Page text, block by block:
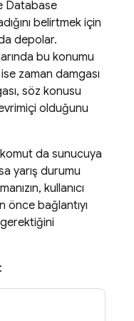
Database
belirtmek için
depolar.
bu konumu
zaman damgası
söz konusu
olduğunu
da sunucuya
yarış durumu
kullanıcı
önce bağlantıyı
gerektiğini